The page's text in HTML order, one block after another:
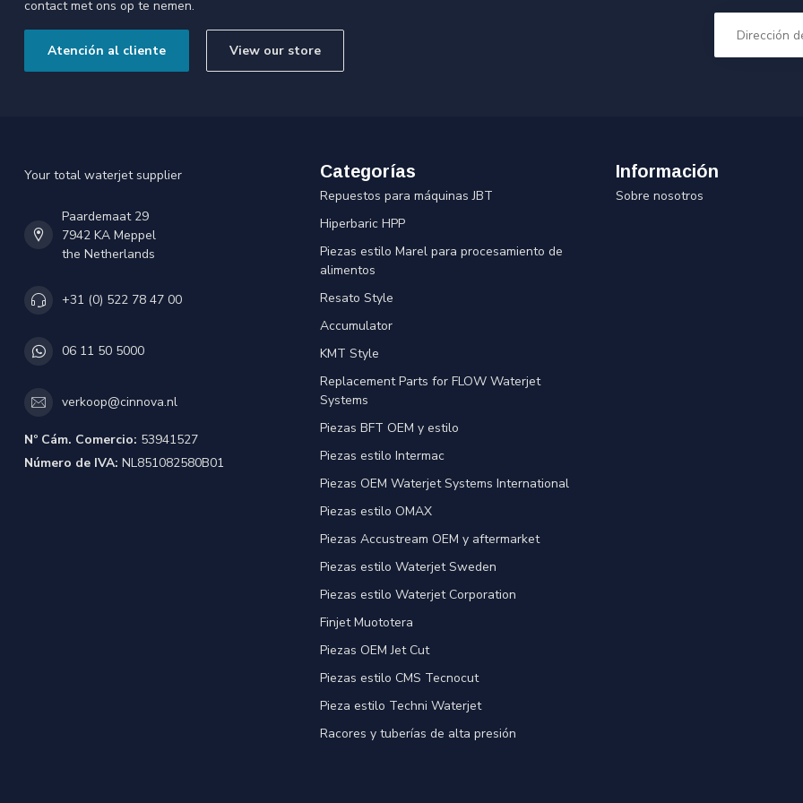
contact met ons op te nemen.
Atención al cliente View our store
Your total waterjet supplier
Paardemaat 29
7942 KA Meppel
the Netherlands
+31 (0) 522 78 47 00
06 11 50 5000
verkoop@cinnova.nl
Nº Cám. Comercio: 53941527
Número de IVA: NL851082580B01
Categorías
Repuestos para máquinas JBT
Hiperbaric HPP
Piezas estilo Marel para procesamiento de
alimentos
Resato Style
Accumulator
KMT Style
Replacement Parts for FLOW Waterjet
Systems
Piezas BFT OEM y estilo
Piezas estilo Intermac
Piezas OEM Waterjet Systems International
Piezas estilo OMAX
Piezas Accustream OEM y aftermarket
Piezas estilo Waterjet Sweden
Piezas estilo Waterjet Corporation
Finjet Muototera
Piezas OEM Jet Cut
Piezas estilo CMS Tecnocut
Pieza estilo Techni Waterjet
Racores y tuberías de alta presión
Información
Sobre nosotros